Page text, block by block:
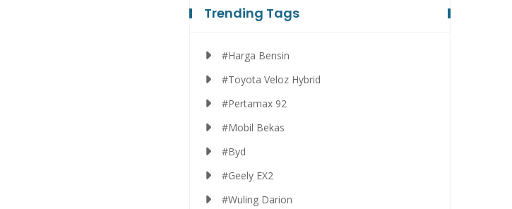
Trending Tags
#Harga Bensin
#Toyota Veloz Hybrid
#Pertamax 92
#Mobil Bekas
#Byd
#Geely EX2
#Wuling Darion